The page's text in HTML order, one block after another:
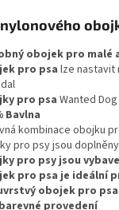
obojek pro malé
pro psa lze nastavit
pro psaWanted
Bavlna
kombinace obojku
pro psy jsou
pro psy jsou
pro psa je ideální
obojek pro psa
provedení